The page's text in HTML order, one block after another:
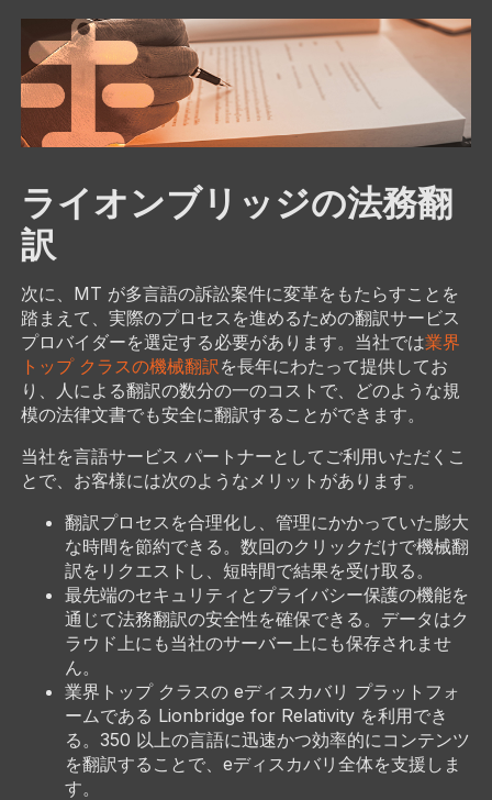
ライオンブリッジの法務翻
訳
次に、MT が多言語の訴訟案件に変革をもたらすことを
踏まえて、実際のプロセスを進めるための翻訳サービス
プロバイダーを選定する必要があります。当社では業界
トップ クラスの機械翻訳 を長年にわたって提供してお
り、人による翻訳の数分の一のコストで、どのような規
模の法律文書でも安全に翻訳することができます。
当社を言語サービス パートナーとしてご利用いただくこ
とで、お客様には次のようなメリットがあります。
翻訳プロセスを合理化し、管理にかかっていた膨大
な時間を節約できる。数回のクリックだけで機械翻
訳をリクエストし、短時間で結果を受け取る。
最先端のセキュリティとプライバシー保護の機能を
通じて法務翻訳の安全性を確保できる。データはク
ラウド上にも当社のサーバー上にも保存されませ
ん。
業界トップ クラスの eディスカバリ プラットフォ
ームである Lionbridge for Relativity を利用でき
る。350 以上の言語に迅速かつ効率的にコンテンツ
を翻訳することで、eディスカバリ全体を支援しま
す。